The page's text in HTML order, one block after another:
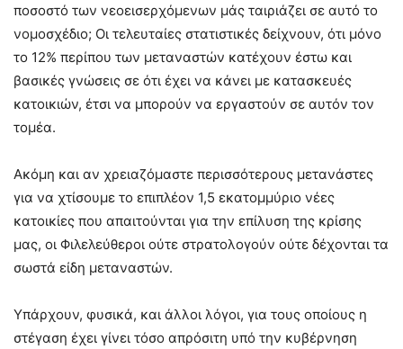
ποσοστό των νεοεισερχόμενων μάς ταιριάζει σε αυτό το
νομοσχέδιο; Οι τελευταίες στατιστικές δείχνουν, ότι μόνο
το 12% περίπου των μεταναστών κατέχουν έστω και
βασικές γνώσεις σε ότι έχει να κάνει με κατασκευές
κατοικιών, έτσι να μπορούν να εργαστούν σε αυτόν τον
τομέα.
Ακόμη και αν χρειαζόμαστε περισσότερους μετανάστες
για να χτίσουμε το επιπλέον 1,5 εκατομμύριο νέες
κατοικίες που απαιτούνται για την επίλυση της κρίσης
μας, οι Φιλελεύθεροι ούτε στρατολογούν ούτε δέχονται τα
σωστά είδη μεταναστών.
Υπάρχουν, φυσικά, και άλλοι λόγοι, για τους οποίους η
στέγαση έχει γίνει τόσο απρόσιτη υπό την κυβέρνηση